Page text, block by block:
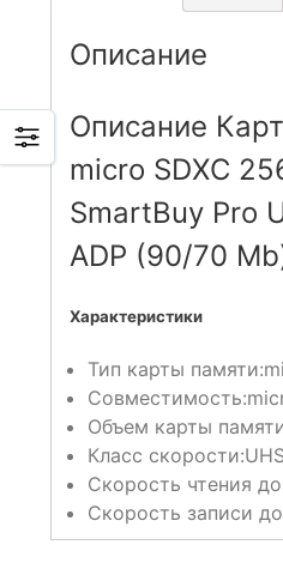
Описание
Описание
micro SDXC
SmartBuy Pro
ADP (90/70
Характеристики
Тип карты памяти:
Совместимость:
Объем карты
Класс скорости:
Скорость чтения
Скорость записи